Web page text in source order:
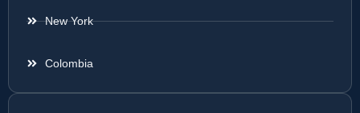
New York
Colombia